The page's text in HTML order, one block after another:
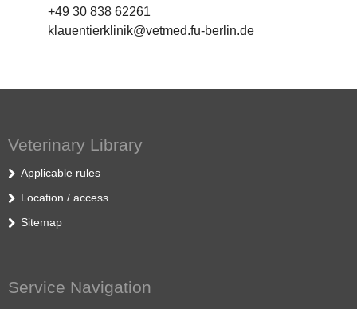
+49 30 838 62261
klauentierklinik@vetmed.fu-berlin.de
Veterinary Library
Applicable rules
Location / access
Sitemap
Service Navigation